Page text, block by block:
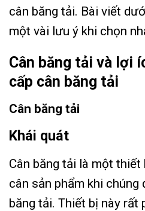
cân băng tải. Bài viết
một vài lưu ý khi chọn
Cân băng tải và lợi
cấp cân băng tải
Cân băng tải
Khái quát
Cân băng tải là một
cân sản phẩm khi
băng tải. Thiết bị này rất